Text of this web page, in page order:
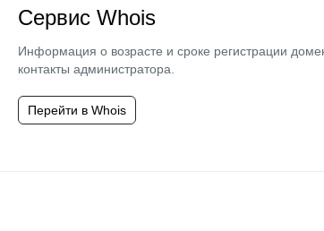
Сервис Whois
Информация о возрасте и сроке регистрации
контакты администратора.
Перейти в Whois